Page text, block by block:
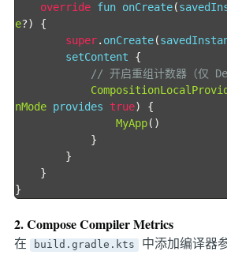
override fun onCreate(
e?)
{
super. onCreate(
setContent {
// 开启重组计数器（仅
nMode provides true)
{
MyApp()
}
}
}
}
2. Compose Compiler Metrics
在 build.gradle.kts 中添加编译器